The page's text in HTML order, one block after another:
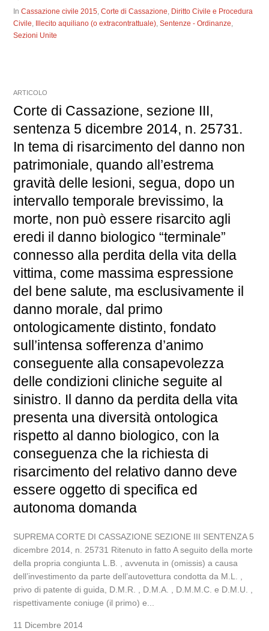
InCassazione civile 2015,Corte di Cassazione, Diritto Civile e Procedura
Civile, Illecito aquiliano (o extracontrattuale),Sentenze - Ordinanze,
Sezioni Unite
ARTICOLO
Corte di Cassazione, sezione III,
sentenza 5 dicembre 2014, n. 25731.
In tema di risarcimento del danno non
patrimoniale, quando all’estrema
gravità delle lesioni, segua, dopo un
intervallo temporale brevissimo, la
morte, non può essere risarcito agli
eredi il danno biologico “terminale”
connesso alla perdita della vita della
vittima, come massima espressione
del bene salute, ma esclusivamente il
danno morale, dal primo
ontologicamente distinto, fondato
sull’intensa sofferenza d’animo
conseguente alla consapevolezza
delle condizioni cliniche seguite al
sinistro. Il danno da perdita della vita
presenta una diversità ontologica
rispetto al danno biologico, con la
conseguenza che la richiesta di
risarcimento del relativo danno deve
essere oggetto di specifica ed
autonoma domanda
SUPREMA CORTE DI CASSAZIONE SEZIONE III SENTENZA 5
dicembre 2014, n. 25731 Ritenuto in fatto A seguito della morte
della propria congiunta L.B. , avvenuta in (omissis) a causa
dell’investimento da parte dell’autovettura condotta da M.L. ,
privo di patente di guida, D.M.R. , D.M.A. , D.M.M.C. e D.M.U. ,
rispettivamente coniuge (il primo) e...
11 Dicembre 2014